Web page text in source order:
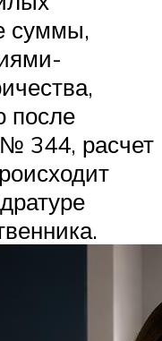
суммы,
после
344, расчет